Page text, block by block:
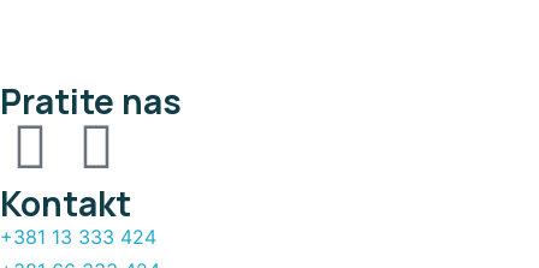
Pratite nas
Kontakt
+381 13 333 424